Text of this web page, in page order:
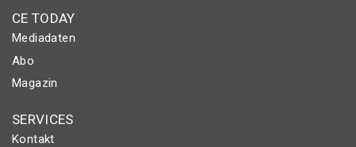
CE TODAY
Mediadaten
Abo
Magazin
SERVICES
Kontakt